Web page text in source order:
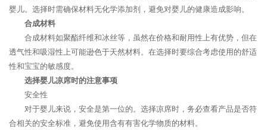
婴儿。选择时需确保材料无化学添加剂，避免对婴儿的健康造成影响。
合成材料
合成材料如聚酯纤维和冰丝等，虽然在价格和耐用性上有优势，但在
透气性和吸湿性上可能逊色于天然材料。在选择时要综合考虑使用的舒适
性和宝宝的敏感度。
选择婴儿凉席时的注意事项
安全性
对于婴儿来说，安全是第一位的。选择凉席时，务必查看产品是否符
合相关的安全标准，避免使用含有有害化学物质的材料。